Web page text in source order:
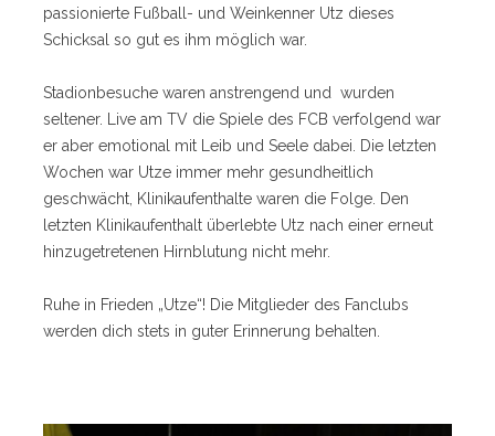
passionierte Fußball- und Weinkenner Utz dieses
Schicksal so gut es ihm möglich war.
Stadionbesuche waren anstrengend und wurden
seltener. Live am TV die Spiele des FCB verfolgend war
er aber emotional mit Leib und Seele dabei. Die letzten
Wochen war Utze immer mehr gesundheitlich
geschwächt, Klinikaufenthalte waren die Folge. Den
letzten Klinikaufenthalt überlebte Utz nach einer erneut
hinzugetretenen Hirnblutung nicht mehr.
Ruhe in Frieden „Utze“! Die Mitglieder des Fanclubs
werden dich stets in guter Erinnerung behalten.